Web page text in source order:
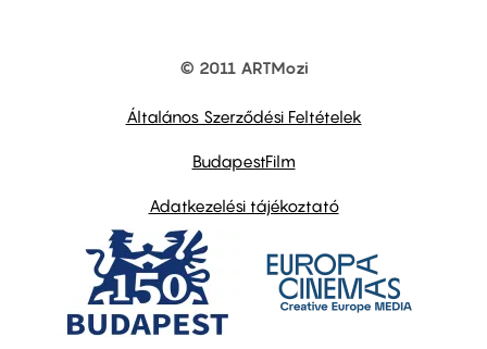
© 2011 ARTMozi
Általános Szerződési Feltételek
BudapestFilm
Adatkezelési tájékoztató